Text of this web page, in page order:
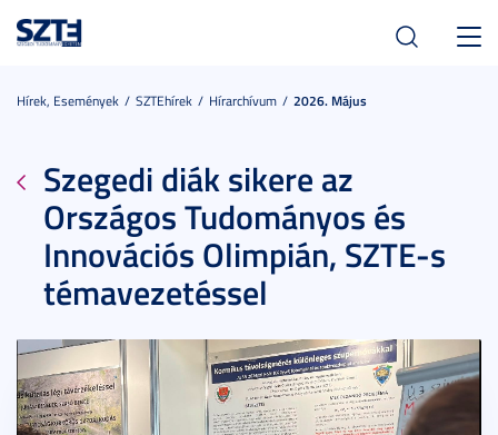
Hírek, Események SZTEhírek Hírarchívum 2026. Május
Szegedi diák sikere az
Országos Tudományos és
Innovációs Olimpián, SZTE-s
témavezetéssel